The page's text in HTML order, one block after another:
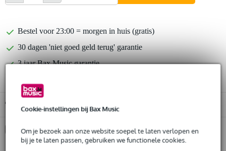
Cookie-instellingen bij Bax Music
Om je bezoek aan onze website soepel te laten verlopen en
bij je te laten passen, gebruiken we functionele cookies.
Bestel voor 23:00 = morgen in huis (gratis)
30 dagen 'niet goed geld terug' garantie
3 jaar Bax Music garantie
Kies nu voor 2 jaar extra Bax Music garantie en meer
voordelen